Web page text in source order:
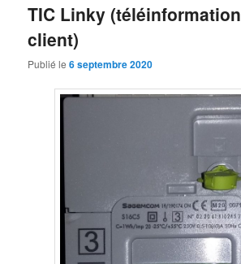
TIC Linky (téléinformation
client)
Publié le6 septembre 2020